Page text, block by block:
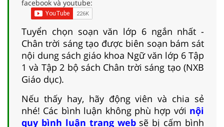
facebook và youtube:
Tuyển chọn soạn văn lớp 6 ngắn nhất -
Chân trời sáng tạo được biên soạn bám sát
nội dung sách giáo khoa Ngữ văn lớp 6 Tập
1 và Tập 2 bộ sách Chân trời sáng tạo (NXB
Giáo dục).
Nếu thấy hay, hãy động viên và chia sẻ
nhé! Các bình luận không phù hợp với nội
quy bình luận trang websẽ bị cấm bình